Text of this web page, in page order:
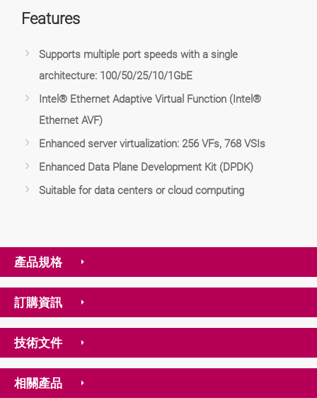
Features
Supports multiple port speeds with a single
architecture: 100/50/25/10/1GbE
Intel® Ethernet Adaptive Virtual Function (Intel®
Ethernet AVF)
Enhanced server virtualization: 256 VFs, 768 VSIs
Enhanced Data Plane Development Kit (DPDK)
Suitable for data centers or cloud computing
產品規格
訂購資訊
技術文件
相關產品